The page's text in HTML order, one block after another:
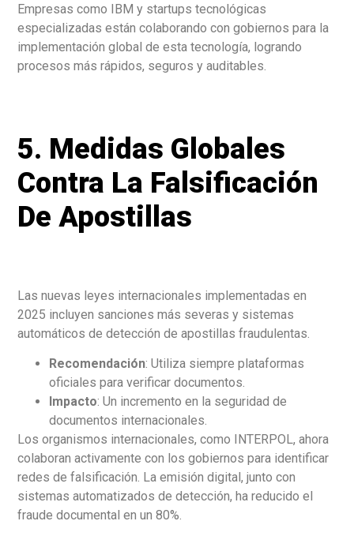
Empresas como IBM y startups tecnológicas
especializadas están colaborando con gobiernos para la
implementación global de esta tecnología, logrando
procesos más rápidos, seguros y auditables.
5. Medidas Globales
Contra La Falsificación
De Apostillas
Las nuevas leyes internacionales implementadas en
2025 incluyen sanciones más severas y sistemas
automáticos de detección de apostillas fraudulentas.
Recomendación: Utiliza siempre plataformas
oficiales para verificar documentos.
Impacto: Un incremento en la seguridad de
documentos internacionales.
Los organismos internacionales, como INTERPOL, ahora
colaboran activamente con los gobiernos para identificar
redes de falsificación. La emisión digital, junto con
sistemas automatizados de detección, ha reducido el
fraude documental en un 80%.